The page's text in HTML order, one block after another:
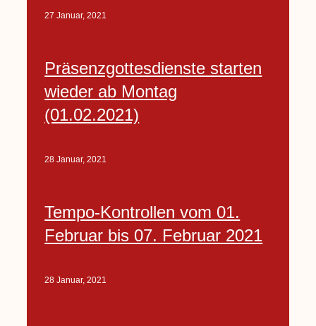
27 Januar, 2021
Präsenzgottesdienste starten
wieder ab Montag
(01.02.2021)
28 Januar, 2021
Tempo-Kontrollen vom 01.
Februar bis 07. Februar 2021
28 Januar, 2021